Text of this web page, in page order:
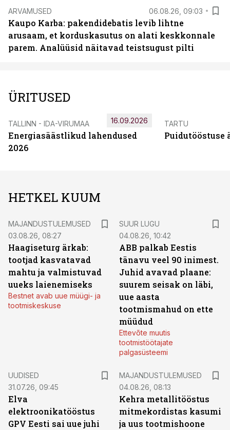
ARVAMUSED 06.08.26, 09:03
Kaupo Karba: pakendidebatis levib lihtne
arusaam, et korduskasutus on alati keskkonnale
parem. Analüüsid näitavad teistsugust pilti
ÜRITUSED
TALLINN - IDA-VIRUMAA
Energiasäästlikud lahendused
2026
16.09.2026 TARTU
Puidutööstuse
HETKEL KUUM
MAJANDUSTULEMUSED
03.08.26, 08:27
Haagiseturg ärkab:
tootjad kasvatavad
mahtu ja valmistuvad
uueks laienemiseks
Bestnet avab uue müügi- ja
tootmiskeskuse
SUUR LUGU
04.08.26, 10:42
ABB palkab Eestis
tänavu veel 90 inimest.
Juhid avavad plaane:
suurem seisak on läbi,
uue aasta
tootmismahud on ette
müüdud
Ettevõte muutis
tootmistöötajate
palgasüsteemi
UUDISED
31.07.26, 09:45
Elva
elektroonikatööstus
GPV Eesti sai uue juhi
MAJANDUSTULEMUSED
04.08.26, 08:13
Kehra metallitööstus
mitmekordistas kasumi
ja uus tootmishoone